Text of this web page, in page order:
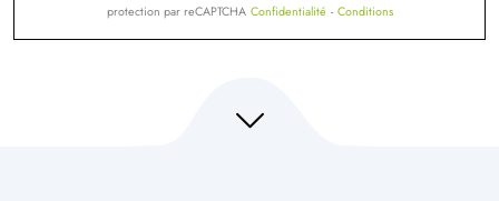
protection par reCAPTCHA Confidentialité - Conditions